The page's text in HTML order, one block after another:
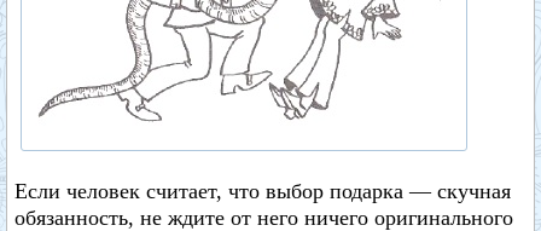
Если человек считает, что выбор подарка — скучная
обязанность, не ждите от него ничего оригинального